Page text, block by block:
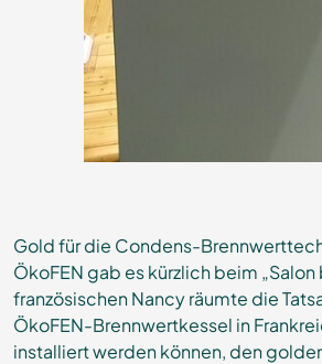
Gold für die Condens-
ÖkoFEN gab es kürzlich beim
französischen Nancy räumte die
ÖkoFEN-Brennwertkessel in
installiert werden können, den